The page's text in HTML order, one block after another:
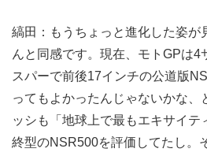
縞田：もうちょっと進化した姿が
んと同感です。現在、モトGPは4
スパーで前後17インチの公道版
ってもよかったんじゃないかな、
ッシも「地球上で最もエキサイテ
終型のNSR500を評価してたし。